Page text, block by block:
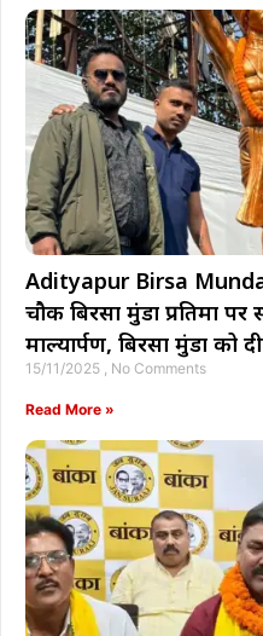
Adityapur Birsa
चौक बिरसा मुंडा प्रतिमा
माल्यार्पण, बिरसा मुंडा को
15/11/2025 No Comments
Read More »